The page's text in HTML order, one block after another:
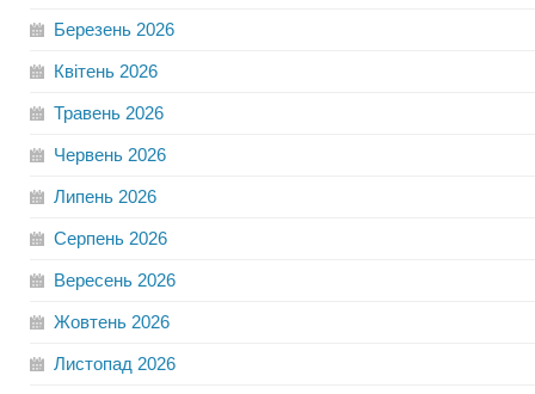
Березень 2026
Квітень 2026
Травень 2026
Червень 2026
Липень 2026
Серпень 2026
Вересень 2026
Жовтень 2026
Листопад 2026